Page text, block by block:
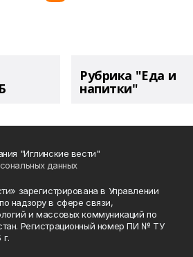
Рубрика "Еда и
напитки"
"Иглинские вести"
данных
зарегистрирована в Управлении
надзору в сфере связи,
и массовых коммуникаций по
Регистрационный номер ПИ № ТУ
г.